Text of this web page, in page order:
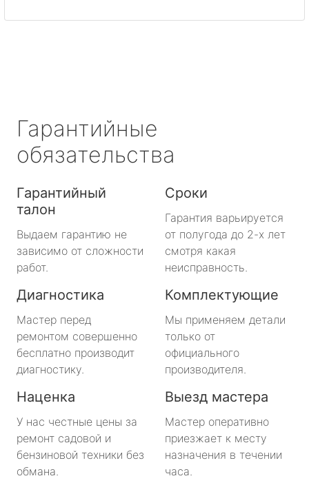
Гарантийные
обязательства
Гарантийный
талон
Выдаем гарантию не
зависимо от сложности
работ.
Сроки
Гарантия варьируется
от полугода до 2-х лет
смотря какая
неисправность.
Диагностика
Мастер перед
ремонтом совершенно
бесплатно производит
диагностику.
Комплектующие
Мы применяем детали
только от
официального
производителя.
Наценка
У нас честные цены за
ремонт садовой и
бензиновой техники без
обмана.
Выезд мастера
Мастер оперативно
приезжает к месту
назначения в течении
часа.